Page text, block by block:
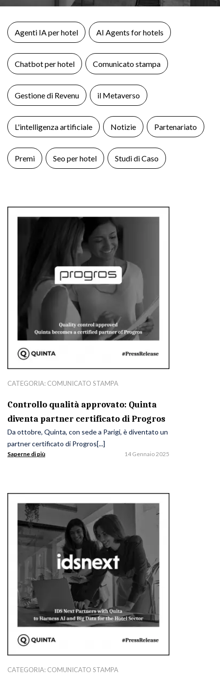
Agenti IA per hotel AI Agents for hotels
Chatbot per hotel Comunicato stampa
Gestione di Revenu il Metaverso
L'intelligenza artificiale Notizie Partenariato
Premi Seo per hotel Studi di Caso
CATEGORIA: COMUNICATO STAMPA
Controllo qualità approvato: Quinta
diventa partner certificato di Progros
Da ottobre, Quinta, con sede a Parigi, è diventato un
partner certificato di Progros[...]
Saperne di più 14 Gennaio 2025
CATEGORIA: COMUNICATO STAMPA